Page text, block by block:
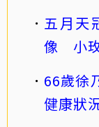
五月天
像 小玫
66歲徐
健康狀